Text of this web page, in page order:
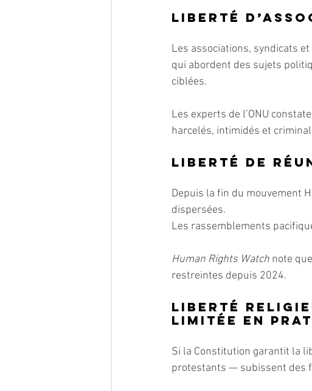
Liberté
Les associations, syndicats
qui abordent des sujets
ciblées.
Les experts de l’ONU
harcelés, intimidés et
Liberté de
Depuis la fin du mouvement
dispersées.
Les rassemblements
Human Rights Watch note
restreintes depuis 2024.
Liberté
limitée en
Si la Constitution garantit la
protestants — subissent des